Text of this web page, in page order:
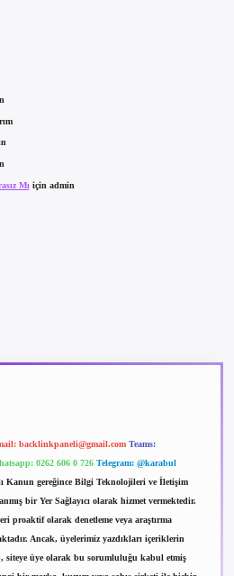
Mı için admin
backlinkpaneli@gmail.com Teams:
0262 606 0 726 Telegram: @karabul
Kanun gereğince Bilgi Teknolojileri ve İletişim
bir Yer Sağlayıcı olarak hizmet vermektedir.
proaktif olarak denetleme veya araştırma
Ancak, üyelerimiz yazdıkları içeriklerin
siteye üye olarak bu sorumluluğu kabul etmiş